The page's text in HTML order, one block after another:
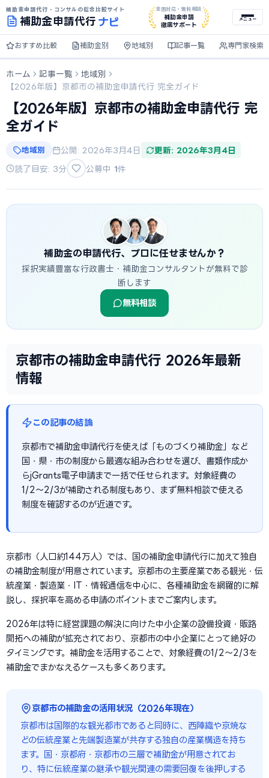
補助金申請代行・コンサルの総合比較サイト
補助金申請代行 ナビ
全国対応・無料相談
補助金申請
徹底サポート
メニュー
おすすめ比較 補助金別 地域別 記事一覧 専門家検索
ホーム 記事一覧
地域別
【2026年版】京都市の補助金申請代行 完全ガイド
【2026年版】京都市の補助金申請代行 完
全ガイド
地域別 公開: 2026年3月4日 更新: 2026年3月4日
読了目安: 3分 公募中 1件
補助金の申請代行、プロに任せませんか？
採択実績豊富な行政書士・補助金コンサルタントが無料で診
断します
無料相談
京都市の補助金申請代行 2026年最新
情報
この記事の結論
京都市で補助金申請代行を使えば「ものづくり補助金」など
国・県・市の制度から最適な組み合わせを選び、書類作成か
らjGrants電子申請まで一括で任せられます。対象経費の
1/2〜2/3が補助される制度もあり、まず無料相談で使える
制度を確認するのが近道です。
京都市（人口約144万人）では、国の補助金申請代行に加えて独自
の補助金制度が用意されています。京都市の主要産業である観光・伝
統産業・製造業・IT・情報通信を中心に、各種補助金を網羅的に解
説し、採択率を高める申請のポイントまでご案内します。
2026年は特に経営課題の解決に向けた中小企業の設備投資・販路
開拓への補助が拡充されており、京都市の中小企業にとって絶好の
タイミングです。補助金を活用することで、対象経費の1/2〜2/3を
補助金でまかなえるケースも多くあります。
京都市の補助金の活用状況（2026年現在）
京都市は国際的な観光都市であると同時に、西陣織や京焼な
どの伝統産業と先端製造業が共存する独自の産業構造を持ち
ます。国・京都府・京都市の三層で補助金が用意されてお
り、特に伝統産業の継承や観光関連の需要回復を後押しする